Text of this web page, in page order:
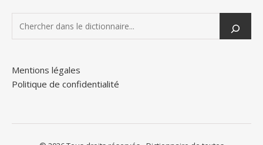
Mentions légales
Politique de confidentialité